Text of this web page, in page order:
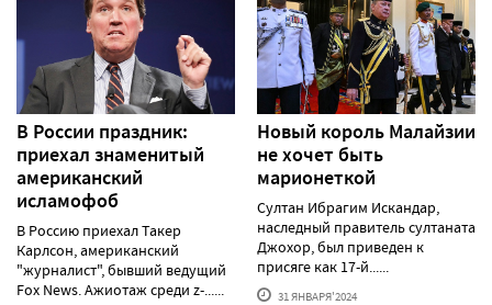
В России праздник:
приехал знаменитый
американский
исламофоб
В Россию приехал Такер
Карлсон, американский
"журналист", бывший ведущий
Fox News. Ажиотаж среди z-......
Новый король Малайзии
не хочет быть
марионеткой
Султан Ибрагим Искандар,
наследный правитель султаната
Джохор, был приведен к
присяге как 17-й......
31 ЯНВАРЯ'2024